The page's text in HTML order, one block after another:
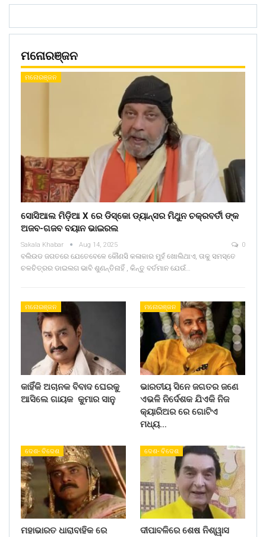
ମନୋରଞ୍ଜନ
ମନୋରଞ୍ଜନ
ସୋସିଆଲ ମିଡ଼ିଆ X ରେ ଡିସ୍କୋ ଡ୍ୟାନ୍ସର ମିଥୁନ ଚକ୍ରବର୍ତୀ ଙ୍କ
ଅଜବ-ଗଜବ ବୟାନ ଭାଇରଲ
Sakala Khabar Aug 14, 2025 0
ବଲିଉଡ ଜଗତରେ ଯେତେବେଳେ କୌଣସି କଳାକାର ମୁହଁ ଖୋଲିଥାଏ, ତାକୁ ସମସ୍ତେ
ଚଳଚିତ୍ରର ଡାଇଲଗ ଭାବି ଶୁଣନ୍ତିନାହିଁ , କିନ୍ତୁ ବର୍ତମାନ ଯେଉଁ…
ମନୋରଞ୍ଜନ
କାହିଁକି ଅଚାନକ ବିବାଦ ଘେରକୁ
ଆସିଲେ ଗାୟକ କୁମାର ସାନୁ
ମନୋରଞ୍ଜନ
ଭାରତୀୟ ସିନେ ଜଗତର ଜଣେ
ଏଭଳି ନିର୍ଦେଶକ ଯିଏକି ନିଜ
କ୍ୟାରିଅର ରେ ଗୋଟିଏ
ମଧ୍ୟ…
ଦେଶ- ବିଦେଶ
ମହାଭାରତ ଧାରାବାହିକ ରେ
ଦେଶ- ବିଦେଶ
ଦୀପାବଳିରେ ଶେଷ ନିଶ୍ୱାସ